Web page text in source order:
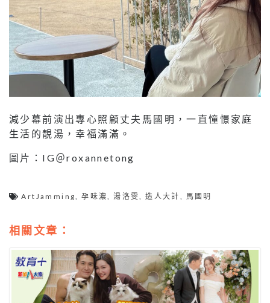
減少幕前演出專心照顧丈夫馬國明，一直憧憬家庭
生活的靚湯，幸福滿滿。
圖片：IG＠roxannetong
ArtJamming,孕味濃,湯洛雯,造人大計 , 馬國明
相關文章：